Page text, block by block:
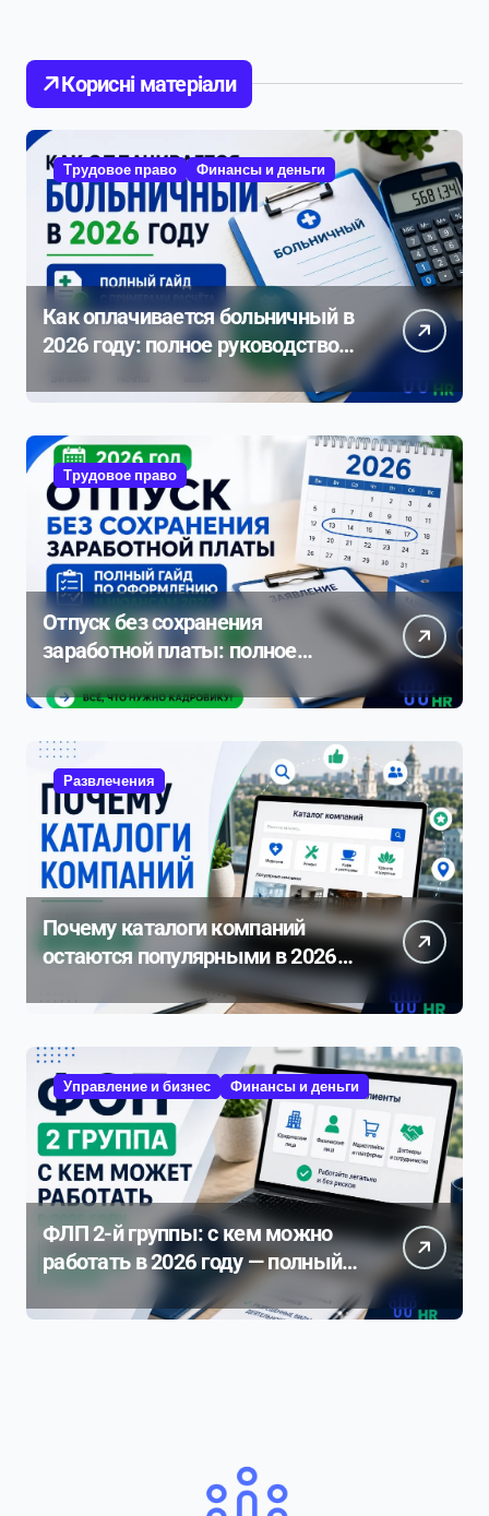
Корисні матеріали
Трудовое право Финансы и деньги
Как оплачивается больничный в
2026 году: полное руководство с
Трудовое право
Отпуск без сохранения
заработной платы: полное
руководство по оформлению и
нюансам 2026
Развлечения
Почему каталоги компаний
остаются популярными в 2026
Управление и бизнес Финансы и деньги
ФЛП 2-й группы: с кем можно
работать в 2026 году — полный
разбор ограничений и рисков